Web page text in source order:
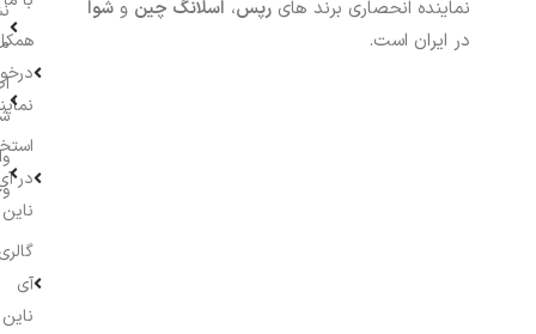
نماینده انحصاری برند های رپس، اسلانگ چین و شوا
در ایران است.
در
ناین
آی
ناین